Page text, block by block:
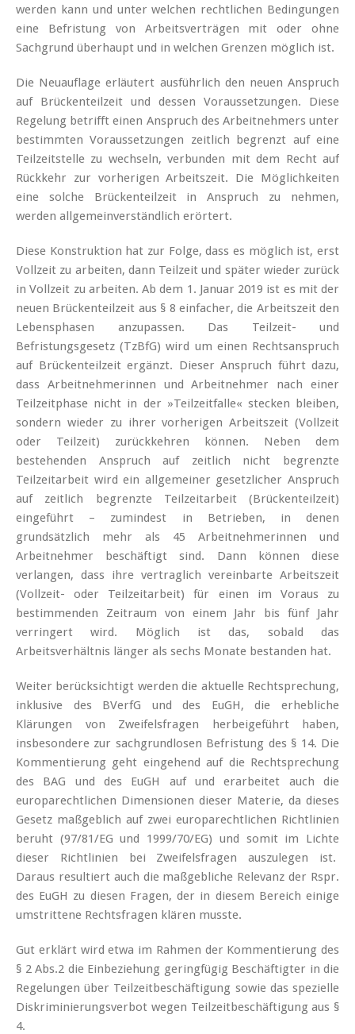
werden kann und unter welchen rechtlichen Bedingungen
eine Befristung von Arbeitsverträgen mit oder ohne
Sachgrund überhaupt und in welchen Grenzen möglich ist.
Die Neuauflage erläutert ausführlich den neuen Anspruch
auf Brückenteilzeit und dessen Voraussetzungen. Diese
Regelung betrifft einen Anspruch des Arbeitnehmers unter
bestimmten Voraussetzungen zeitlich begrenzt auf eine
Teilzeitstelle zu wechseln, verbunden mit dem Recht auf
Rückkehr zur vorherigen Arbeitszeit. Die Möglichkeiten
eine solche Brückenteilzeit in Anspruch zu nehmen,
werden allgemeinverständlich erörtert.
Diese Konstruktion hat zur Folge, dass es möglich ist, erst
Vollzeit zu arbeiten, dann Teilzeit und später wieder zurück
in Vollzeit zu arbeiten. Ab dem 1. Januar 2019 ist es mit der
neuen Brückenteilzeit aus § 8 einfacher, die Arbeitszeit den
Lebensphasen anzupassen. Das Teilzeit- und
Befristungsgesetz (TzBfG) wird um einen Rechtsanspruch
auf Brückenteilzeit ergänzt. Dieser Anspruch führt dazu,
dass Arbeitnehmerinnen und Arbeitnehmer nach einer
Teilzeitphase nicht in der »Teilzeitfalle« stecken bleiben,
sondern wieder zu ihrer vorherigen Arbeitszeit (Vollzeit
oder Teilzeit) zurückkehren können. Neben dem
bestehenden Anspruch auf zeitlich nicht begrenzte
Teilzeitarbeit wird ein allgemeiner gesetzlicher Anspruch
auf zeitlich begrenzte Teilzeitarbeit (Brückenteilzeit)
eingeführt – zumindest in Betrieben, in denen
grundsätzlich mehr als 45 Arbeitnehmerinnen und
Arbeitnehmer beschäftigt sind. Dann können diese
verlangen, dass ihre vertraglich vereinbarte Arbeitszeit
(Vollzeit- oder Teilzeitarbeit) für einen im Voraus zu
bestimmenden Zeitraum von einem Jahr bis fünf Jahr
verringert wird. Möglich ist das, sobald das
Arbeitsverhältnis länger als sechs Monate bestanden hat.
Weiter berücksichtigt werden die aktuelle Rechtsprechung,
inklusive des BVerfG und des EuGH, die erhebliche
Klärungen von Zweifelsfragen herbeigeführt haben,
insbesondere zur sachgrundlosen Befristung des § 14. Die
Kommentierung geht eingehend auf die Rechtsprechung
des BAG und des EuGH auf und erarbeitet auch die
europarechtlichen Dimensionen dieser Materie, da dieses
Gesetz maßgeblich auf zwei europarechtlichen Richtlinien
beruht (97/81/EG und 1999/70/EG) und somit im Lichte
dieser Richtlinien bei Zweifelsfragen auszulegen ist.
Daraus resultiert auch die maßgebliche Relevanz der Rspr.
des EuGH zu diesen Fragen, der in diesem Bereich einige
umstrittene Rechtsfragen klären musste.
Gut erklärt wird etwa im Rahmen der Kommentierung des
§ 2 Abs.2 die Einbeziehung geringfügig Beschäftigter in die
Regelungen über Teilzeitbeschäftigung sowie das spezielle
Diskriminierungsverbot wegen Teilzeitbeschäftigung aus §
4.